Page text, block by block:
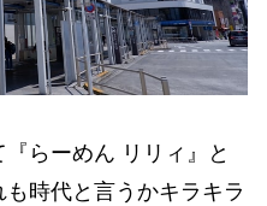
『らーめん リリィ』と
時代と言うかキラキラ